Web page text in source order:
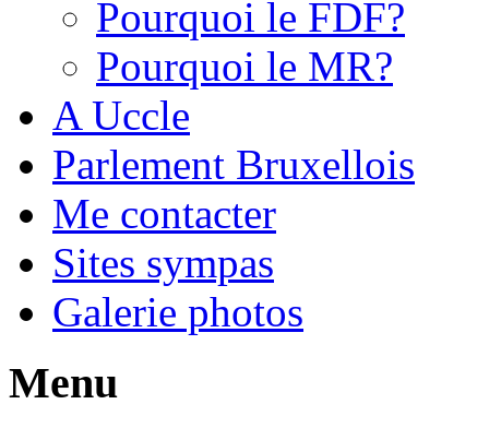
Pourquoi le FDF?
Pourquoi le MR?
A Uccle
Parlement Bruxellois
Me contacter
Sites sympas
Galerie photos
Menu